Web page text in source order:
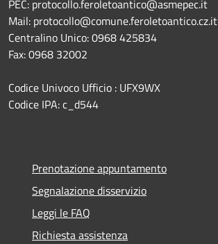
PEC: protocollo.feroletoantico@asmepec.it
Mail: protocollo@comune.feroletoantico.cz.it
Centralino Unico: 0968 425834
Fax: 0968 32002
Codice Univoco Ufficio : UFX9WX
Codice IPA: c_d544
Prenotazione appuntamento
Segnalazione disservizio
Leggi le FAQ
Richiesta assistenza